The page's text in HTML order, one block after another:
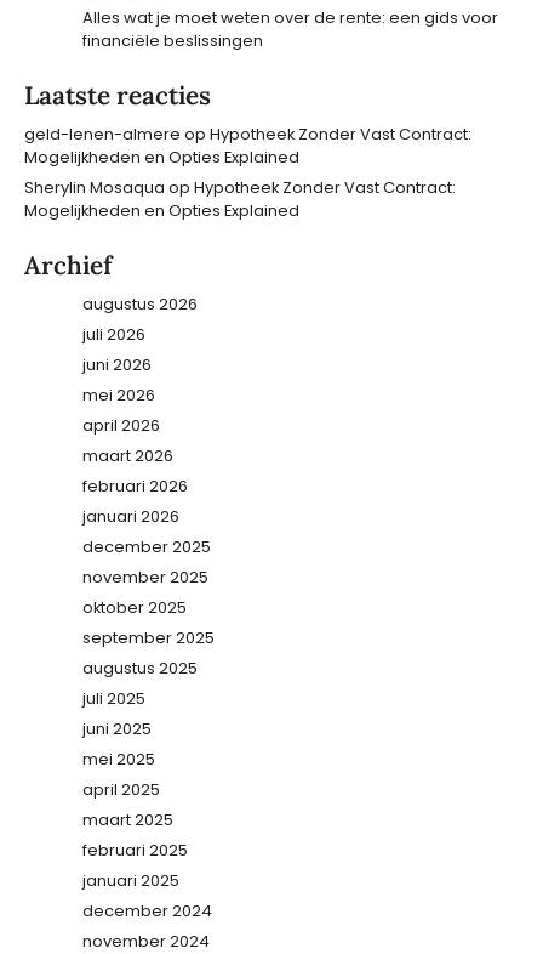
Alles wat je moet weten over de rente: een gids voor
financiële beslissingen
Laatste reacties
geld-lenen-almere op Hypotheek Zonder Vast Contract:
Mogelijkheden en Opties Explained
Sherylin Mosaqua op Hypotheek Zonder Vast Contract:
Mogelijkheden en Opties Explained
Archief
augustus 2026
juli 2026
juni 2026
mei 2026
april 2026
maart 2026
februari 2026
januari 2026
december 2025
november 2025
oktober 2025
september 2025
augustus 2025
juli 2025
juni 2025
mei 2025
april 2025
maart 2025
februari 2025
januari 2025
december 2024
november 2024